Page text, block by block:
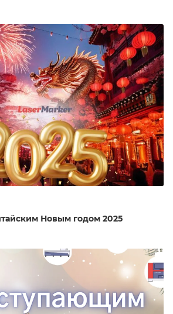
Новым годом 2025